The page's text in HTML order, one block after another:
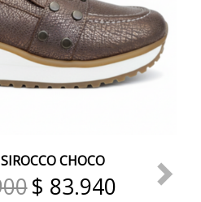
CHOCO
$ 83.940